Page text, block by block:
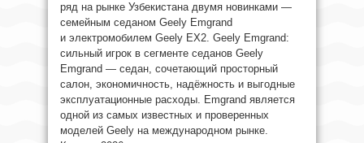
ряд на рынке Узбекистана двумя новинками —
семейным седаном Geely Emgrand
и электромобилем Geely EX2. Geely Emgrand:
сильный игрок в сегменте седанов Geely
Emgrand — седан, сочетающий просторный
салон, экономичность, надёжность и выгодные
эксплуатационные расходы. Emgrand является
одной из самых известных и проверенных
моделей Geely на международном рынке.